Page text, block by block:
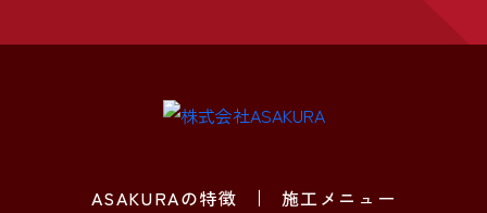
ASAKURAの特徴
施工メニュー